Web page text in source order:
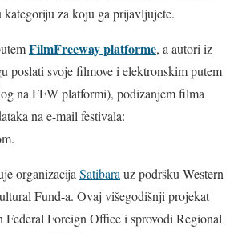
kategoriju za koju ga prijavljujete.
FilmFreeway platforme, a autori iz
poslati svoje filmove i elektronskim putem
na FFW platformi), podizanjem filma
na e-mail festivala:
organizacija Satibara uz podršku Western
Fund-a. Ovaj višegodišnji projekat
Federal Foreign Office i sprovodi Regional